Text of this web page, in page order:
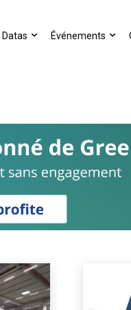
Datas Événements